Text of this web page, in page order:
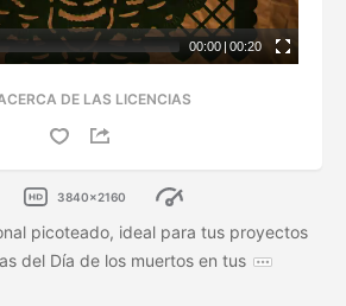
00:00 | 00:20
DE LAS LICENCIAS
3840x2160
picoteado, ideal para tus proyectos
del Día de los muertos en tus